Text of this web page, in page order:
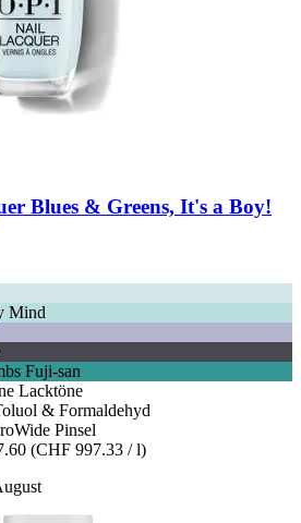
Blues & Greens, It's a Boy!
Mind
Fuji-san
Lacktöne
& Formaldehyd
Pinsel
(CHF 997.33 / l)